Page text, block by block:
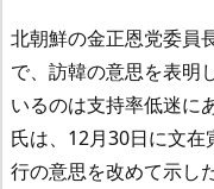
北朝鮮の金正恩党委員
で、訪韓の意思を表明
いるのは支持率低迷に
氏は、12月30日に文
行の意思を改めて示し